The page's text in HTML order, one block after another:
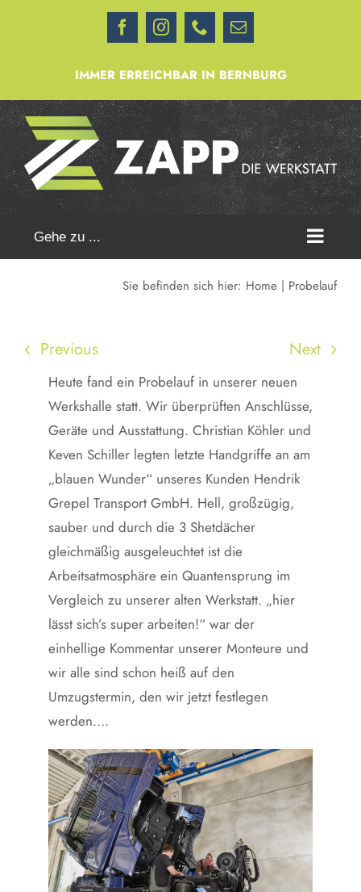
FacebookInstagramTelefon
E-
IMMER ERREICHBAR IN BERNBURG
Gehe zu ...
Sie befinden sich hier: Home Probelauf
Previous Next
Heute fand ein Probelauf in unserer neuen
Werkshalle statt. Wir überprüften Anschlüsse,
Geräte und Ausstattung. Christian Köhler und
Keven Schiller legten letzte Handgriffe an am
„blauen Wunder“ unseres Kunden Hendrik
Grepel Transport GmbH. Hell, großzügig,
sauber und durch die 3 Shetdächer
gleichmäßig ausgeleuchtet ist die
Arbeitsatmosphäre ein Quantensprung im
Vergleich zu unserer alten Werkstatt. „hier
lässt sich’s super arbeiten!“ war der
einhellige Kommentar unserer Monteure und
wir alle sind schon heiß auf den
Umzugstermin, den wir jetzt festlegen
werden….